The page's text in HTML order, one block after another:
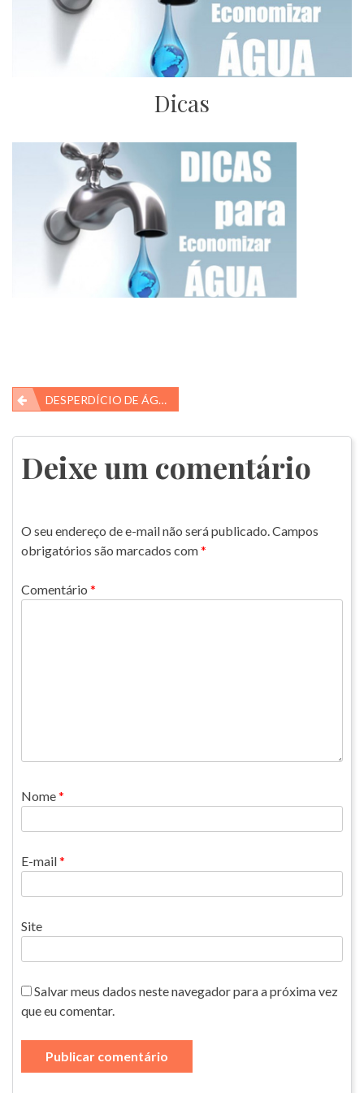
Dicas
Navegação
de
Post
DESPERDÍCIO DE ÁGUA
Deixe um comentário
O seu endereço de e-mail não será publicado.Campos
obrigatórios são marcados com*
Comentário *
Nome*
E-mail*
Site
Salvar meus dados neste navegador para a próxima vez
que eu comentar.